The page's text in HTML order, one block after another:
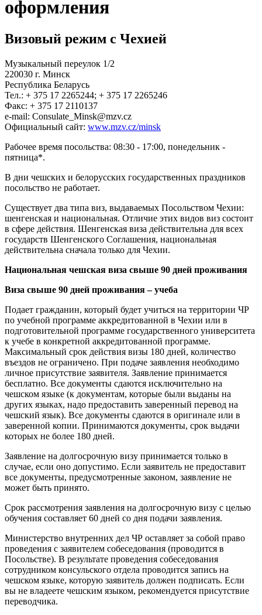
оформления
Визовый режим с Чехией
Музыкальный переулок 1/2
220030 г. Минск
Республика Беларусь
Тел.: + 375 17 2265244; + 375 17 2265246
Факс: + 375 17 2110137
e-mail: Consulate_Minsk@mzv.cz
Официальный сайт: www.mzv.cz/minsk
Рабочее время посольства: 08:30 - 17:00, понедельник -
пятница*.
В дни чешских и белорусских государственных праздников
посольство не работает.
Существует два типа виз, выдаваемых Посольством Чехии:
шенгенская и национальная. Отличие этих видов виз состоит
в сфере действия. Шенгенская виза действительна для всех
государств Шенгенского Соглашения, национальная
действительна сначала только для Чехии.
Национальная чешская виза свыше 90 дней проживания
Виза свыше 90 дней проживания – учеба
Подает гражданин, который будет учиться на территории ЧР
по учебной программе аккредитованной в Чехии или в
подготовительной программе государственного университета
к учебе в конкретной аккредитованной программе.
Максимальный срок действия визы 180 дней, количество
въездов не ограничено. При подаче заявления необходимо
личное присутствие заявителя. Заявление принимается
бесплатно. Все документы сдаются исключительно на
чешском языке (к документам, которые были выданы на
других языках, надо предоставить заверенный перевод на
чешский язык). Все документы сдаются в оригинале или в
заверенной копии. Принимаются документы, срок выдачи
которых не более 180 дней.
Заявление на долгосрочную визу принимается только в
случае, если оно допустимо. Если заявитель не предоставит
все документы, предусмотренные законом, заявление не
может быть принято.
Срок рассмотрения заявления на долгосрочную визу с целью
обучения составляет 60 дней со дня подачи заявления.
Министерство внутренних дел ЧР оставляет за собой право
проведения с заявителем собеседования (проводится в
Посольстве). В результате проведения собеседования
сотрудником консульского отдела проводится запись на
чешском языке, которую заявитель должен подписать. Если
вы не владеете чешским языком, рекомендуется присутствие
переводчика.